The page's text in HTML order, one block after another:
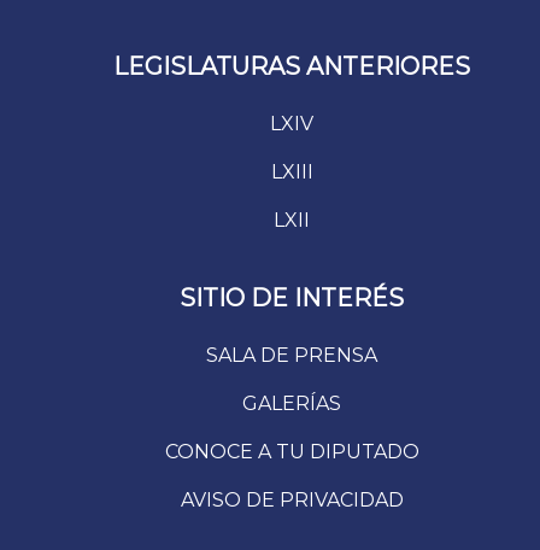
LEGISLATURAS ANTERIORES
LXIV
LXIII
LXII
SITIO DE INTERÉS
SALA DE PRENSA
GALERÍAS
CONOCE A TU DIPUTADO
AVISO DE PRIVACIDAD